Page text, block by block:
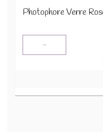
Photophore Verre
-